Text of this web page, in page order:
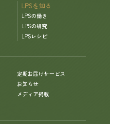
LPSを知る
LPSの働き
LPSの研究
LPSレシピ
定期お届けサービス
お知らせ
メディア掲載